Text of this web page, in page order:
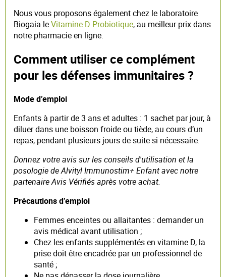
Nous vous proposons également chez le laboratoire
Biogaia leVitamine D Probiotique, au meilleur prix dans
notre pharmacie en ligne.
Comment utiliser ce complément
pour les défenses immunitaires ?
Mode d’emploi
Enfants à partir de 3 ans et adultes : 1 sachet par jour, à
diluer dans une boisson froide ou tiède, au cours d’un
repas, pendant plusieurs jours de suite si nécessaire.
Donnez votre avis sur les conseils d'utilisation et la
posologie de Alvityl Immunostim+ Enfant avec notre
partenaire Avis Vérifiés après votre achat.
Précautions d’emploi
Femmes enceintes ou allaitantes : demander un
avis médical avant utilisation ;
Chez les enfants supplémentés en vitamine D, la
prise doit être encadrée par un professionnel de
santé ;